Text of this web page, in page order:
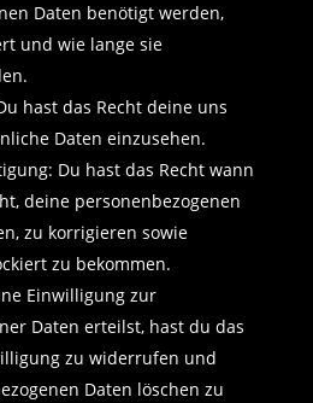
Daten benötigt werden,
und wie lange sie
hast das Recht deine uns
Daten einzusehen.
Du hast das Recht wann
deine personenbezogenen
zu korrigieren sowie
zu bekommen.
Einwilligung zur
Daten erteilst, hast du das
zu widerrufen und
Daten löschen zu